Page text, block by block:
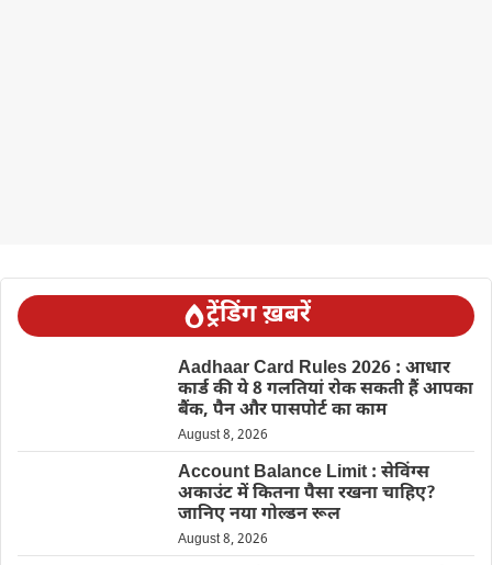
ट्रेंडिंग ख़बरें
Aadhaar Card Rules 2026 : आधार
कार्ड की ये 8 गलतियां रोक सकती हैं आपका
बैंक, पैन और पासपोर्ट का काम
August 8, 2026
Account Balance Limit : सेविंग्स
अकाउंट में कितना पैसा रखना चाहिए?
जानिए नया गोल्डन रूल
August 8, 2026